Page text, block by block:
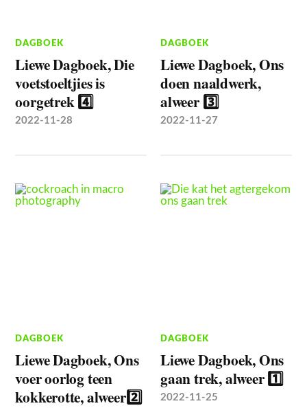
DAGBOEK
Liewe Dagboek, Die
voetstoeltjies is
oorgetrek 4️⃣
2022-11-28
DAGBOEK
Liewe Dagboek, Ons
doen naaldwerk,
alweer 3️⃣
2022-11-27
DAGBOEK
Liewe Dagboek, Ons
voer oorlog teen
kokkerotte, alweer2️⃣
DAGBOEK
Liewe Dagboek, Ons
gaan trek, alweer 1️⃣
2022-11-25